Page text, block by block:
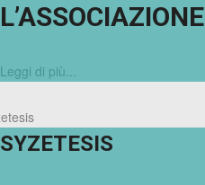
L’ASSOCIAZIONE
Leggi di più...
SYZETESIS